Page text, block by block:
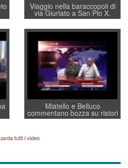
Viaggio nella baraccopoli di
via Giuriato a San Pio X.
Vicenza ai Vicentini: “faremo
un regalo di Natale ai
residenti”
Miatello e Belluco
commentano bozza su ristori
BPVi e Veneto Banca
tutti i video